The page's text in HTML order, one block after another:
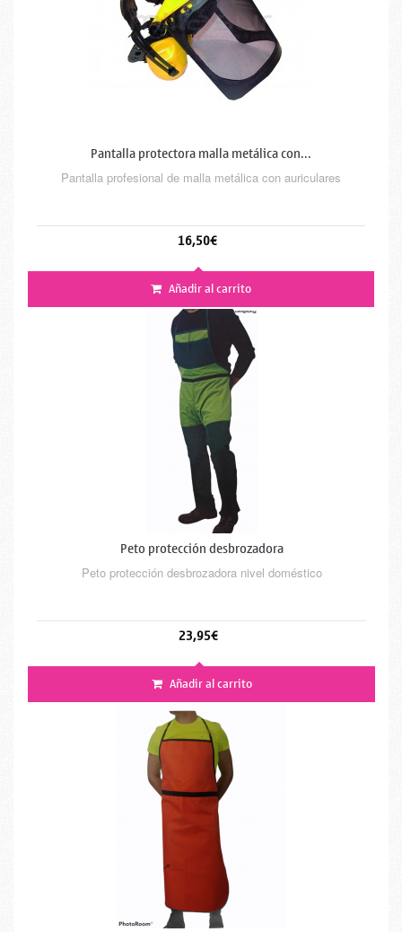
Pantalla protectora malla metálica con...
Pantalla profesional de malla metálica con auriculares
16,50€
Añadir al carrito
Peto protección desbrozadora
Peto protección desbrozadora nivel doméstico
23,95€
Añadir al carrito